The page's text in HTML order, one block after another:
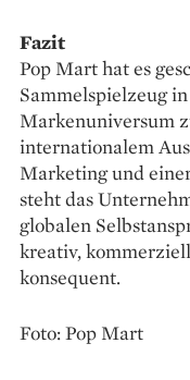
Fazit
Pop Mart hat es
Sammelspielzeug
Markenuniversum
internationalem
Marketing und
steht das
globalen
kreativ,
konsequent.
Foto: Pop Mart